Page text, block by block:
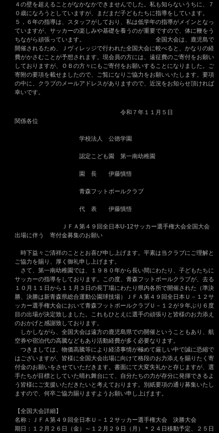
４の壁を超えることがなかなかできませんでした。私も知らないうちに、７
０歳になろうとしていますが、まだまだ子どもたちに指導をしています。
５，６年の指導は、スタッフがしており、私は低学年の指導がメインとなっ
ていますが、サッカーの楽しみや基礎を養うのが重要ですので、体に鞭をう
ちながら頑張っています。 全国大会は、鹿児島で
開催されるため、Ｊヴィレッジで行われた全国大会に較べると、かなりの経
費がかさむことが予想されます。現会員の方には、遠征費のご寄付をお願い
しておりますが、ＯＢの方々にもご寄付をお願いすることになりました。ご
寄附の要項を載せましたので、ご覧になりご協力をお願いいたします。要項
の中に、クラブのメールアドレスがありますので、近況をお知らせ頂ければ
幸いです。
令和７年１１月５日
関係各位
学校法人 公徳学園
認定こども園 第一南幼稚園
園 長 伊藤慎悟
青森フットボールクラブ
代 表 伊藤慎悟
ＪＦＡ第４９回全日本U-12サッカー選手権大会全国大会
出場に伴う 寄付金募集のお願い
時下益々ご清祥のこととお喜び申し上げます。平素は当クラブにご理解と
ご協力を賜り、厚く御礼申し上げます。
さて、第一南幼稚園では、１９８０年から長い間にわたり、子どもたちに
サッカーの指導をしております。この度、青森フットボールクラブが、去る
１０月１１日から１１月３日の長丁場にわたり県内各所で開催された（準決
勝、決勝は新青森県総合運動公園球技場）ＪＦＡ第４９回全日本Ｕ－１２サ
ッカー選手権大会において青森フットボールクラブＵ－１２が９年ぶり６度
目の出場が決定致しました。これもひとえに選手の頑張りと皆様のお力添え
のおかげと感謝致しております。
しかしながら、全国大会は遠方の鹿児島県での開催ということもあり、航
空券や宿泊代の高騰などもあり活動経費が多く必要なります。
つきましては、物価高騰等により経済事情が極めて厳しい中で誠に恐縮で
はございますが、皆様に全国大会出場に向けて格段のお力添えを賜りたく寄
付金のお願いをさせていただきます。書面にて大変失礼かと存じますが、選
手たちが目標としていた晴れ舞台にて、自分たちの力が存分に発揮できるよ
う皆様にご支援いただきたいと考えております。別紙要項の通り募集いたし
ますので、何卒ご協力賜りますようお願い申し上げます。
【全国大会詳細】
名称：ＪＦＡ第４９回全日本Ｕ－１２サッカー選手権大会 決勝大会
期日：１２月２６日（金）～１２月２９日（月）＊２４日移動予定、２５日